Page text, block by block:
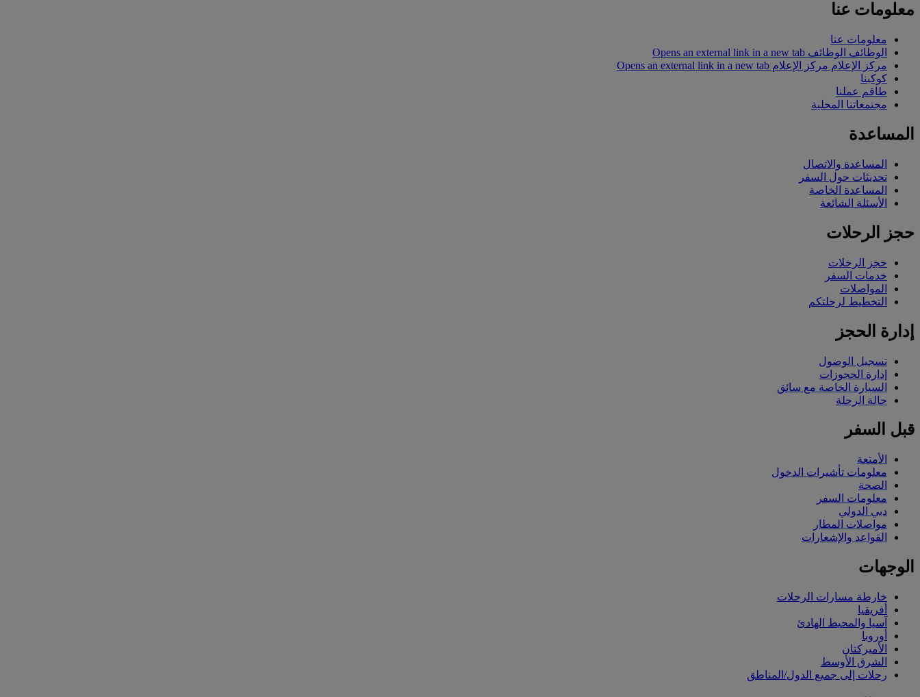
معلومات عنا
معلومات عنا
الوظائف الوظائف Opens an external link in a new tab
مركز الإعلام مركز الإعلام Opens an external link in a new tab
كوكبنا
طاقم عملنا
مجتمعاتنا المحلية
المساعدة
المساعدة والاتصال
تحديثات حول السفر
المساعدة الخاصة
الأسئلة الشائعة
حجز الرحلات
حجز الرحلات
خدمات السفر
المواصلات
التخطيط لرحلتكم
إدارة الحجز
تسجيل الوصول
إدارة الحجوزات
السيارة الخاصة مع سائق
حالة الرحلة
قبل السفر
الأمتعة
معلومات تأشيرات الدخول
الصحة
معلومات السفر
دبي الدولي
مواصلات المطار
القواعد والإشعارات
الوجهات
خارطة مسارات الرحلات
أفريقيا
آسيا والمحيط الهادئ
أوروبا
الأميركتان
الشرق الأوسط
رحلات إلى جميع الدول/المناطق